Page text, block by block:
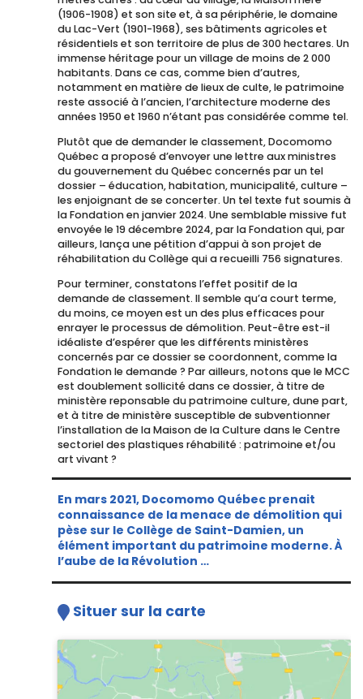
(1906-1908) et son site et, à sa périphérie, le domaine
du Lac-Vert (1901-1968), ses bâtiments agricoles et
résidentiels et son territoire de plus de 300 hectares. Un
immense héritage pour un village de moins de 2 000
habitants. Dans ce cas, comme bien d’autres,
notamment en matière de lieux de culte, le patrimoine
reste associé à l’ancien, l’architecture moderne des
années 1950 et 1960 n’étant pas considérée comme tel.
Plutôt que de demander le classement, Docomomo
Québec a proposé d’envoyer une lettre aux ministres
du gouvernement du Québec concernés par un tel
dossier – éducation, habitation, municipalité, culture –
les enjoignant de se concerter. Un tel texte fut soumis à
la Fondation en janvier 2024. Une semblable missive fut
envoyée le 19 décembre 2024, par la Fondation qui, par
ailleurs, lança une pétition d’appui à son projet de
réhabilitation du Collège qui a recueilli 756 signatures.
Pour terminer, constatons l’effet positif de la
demande de classement. Il semble qu’a court terme,
du moins, ce moyen est un des plus efficaces pour
enrayer le processus de démolition. Peut-être est-il
idéaliste d’espérer que les différents ministères
concernés par ce dossier se coordonnent, comme la
Fondation le demande ? Par ailleurs, notons que le MCC
est doublement sollicité dans ce dossier, à titre de
ministère reponsable du patrimoine culture, dune part,
et à titre de ministère susceptible de subventionner
l’installation de la Maison de la Culture dans le Centre
sectoriel des plastiques réhabilité : patrimoine et/ou
art vivant ?
En mars 2021, Docomomo Québec prenait
connaissance de la menace de démolition qui
pèse sur le Collège de Saint-Damien, un
élément important du patrimoine moderne. À
l’aube de la Révolution …
Situer sur la carte